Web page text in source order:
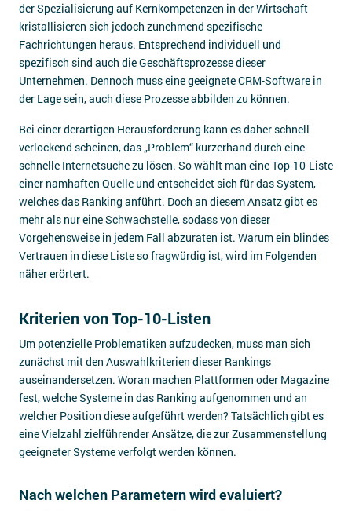
der Spezialisierung auf Kernkompetenzen in der Wirtschaft
kristallisieren sich jedoch zunehmend spezifische
Fachrichtungen heraus. Entsprechend individuell und
spezifisch sind auch die Geschäftsprozesse dieser
Unternehmen. Dennoch muss eine geeignete CRM-Software in
der Lage sein, auch diese Prozesse abbilden zu können.
Bei einer derartigen Herausforderung kann es daher schnell
verlockend scheinen, das „Problem“ kurzerhand durch eine
schnelle Internetsuche zu lösen. So wählt man eine Top-10-Liste
einer namhaften Quelle und entscheidet sich für das System,
welches das Ranking anführt. Doch an diesem Ansatz gibt es
mehr als nur eine Schwachstelle, sodass von dieser
Vorgehensweise in jedem Fall abzuraten ist. Warum ein blindes
Vertrauen in diese Liste so fragwürdig ist, wird im Folgenden
näher erörtert.
Kriterien von Top-10-Listen
Um potenzielle Problematiken aufzudecken, muss man sich
zunächst mit den Auswahlkriterien dieser Rankings
auseinandersetzen. Woran machen Plattformen oder Magazine
fest, welche Systeme in das Ranking aufgenommen und an
welcher Position diese aufgeführt werden? Tatsächlich gibt es
eine Vielzahl zielführender Ansätze, die zur Zusammenstellung
geeigneter Systeme verfolgt werden können.
Nach welchen Parametern wird evaluiert?